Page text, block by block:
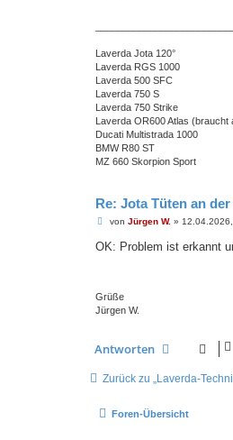
Laverda Jota 120°
Laverda RGS 1000
Laverda 500 SFC
Laverda 750 S
Laverda 750 Strike
Laverda OR600 Atlas (braucht
Ducati Multistrada 1000
BMW R80 ST
MZ 660 Skorpion Sport
Re: Jota Tüten an der
B
i
t
von Jürgen W. »
OK: Problem ist erkannt
Grüße
Jürgen W.
Antworten
Zurück zu „Laverda-
Foren-Übersicht